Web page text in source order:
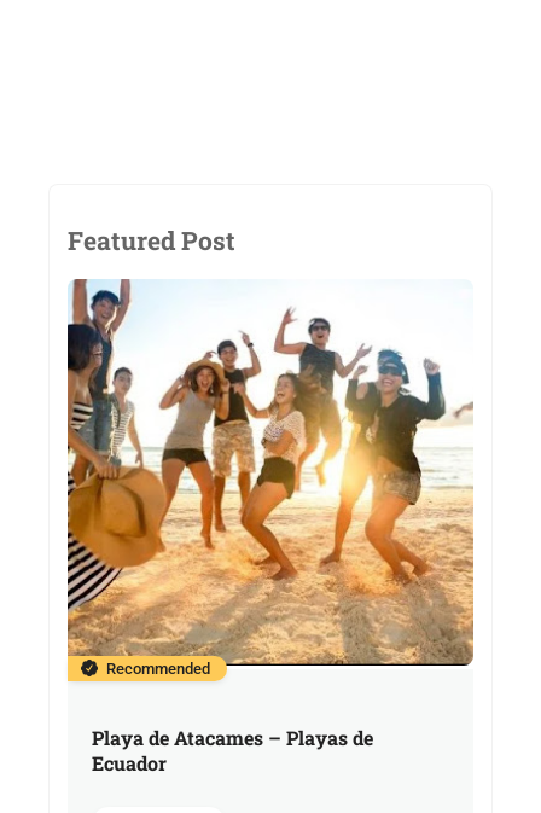
Featured Post
Recommended
Playa de Atacames – Playas de
Ecuador